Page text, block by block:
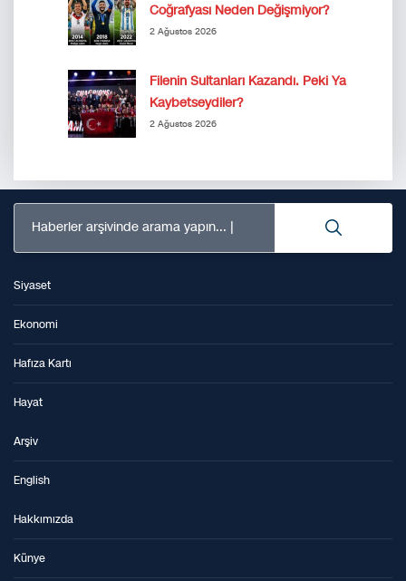
Coğrafyası Neden Değişmiyor?
2 Ağustos 2026
Filenin Sultanları Kazandı. Peki Ya
Kaybetseydiler?
2 Ağustos 2026
Haberler arşivinde arama yapın...
Siyaset
Ekonomi
Hafıza Kartı
Hayat
Arşiv
English
Hakkımızda
Künye